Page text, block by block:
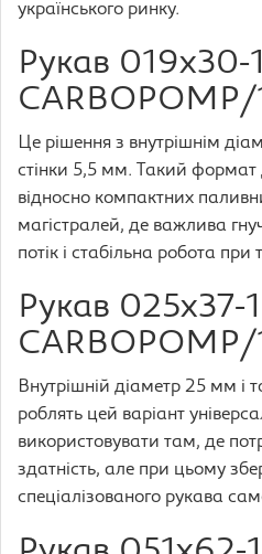
українського ринку.
Рукав 019х30-
CARBOPOMP/
Це рішення з внутрішнім
стінки 5,5 мм. Такий формат
відносно компактних
магістралей, де важлива
потік і стабільна робота при
Рукав 025х37-
CARBOPOMP/
Внутрішній діаметр 25 мм і
роблять цей варіант
використовувати там, де
здатність, але при цьому
спеціалізованого рукава